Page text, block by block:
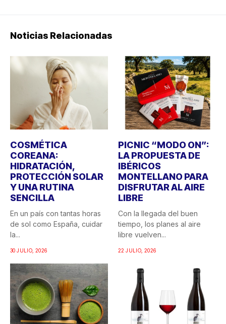
Noticias Relacionadas
COSMÉTICA
COREANA:
HIDRATACIÓN,
PROTECCIÓN SOLAR
Y UNA RUTINA
SENCILLA
En un país con tantas horas
de sol como España, cuidar
la...
30 JULIO, 2026
PICNIC “MODO ON”:
LA PROPUESTA DE
IBÉRICOS
MONTELLANO PARA
DISFRUTAR AL AIRE
LIBRE
Con la llegada del buen
tiempo, los planes al aire
libre vuelven...
22 JULIO, 2026